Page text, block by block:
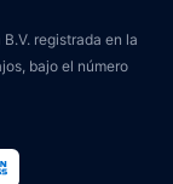
registrada en la
bajo el número